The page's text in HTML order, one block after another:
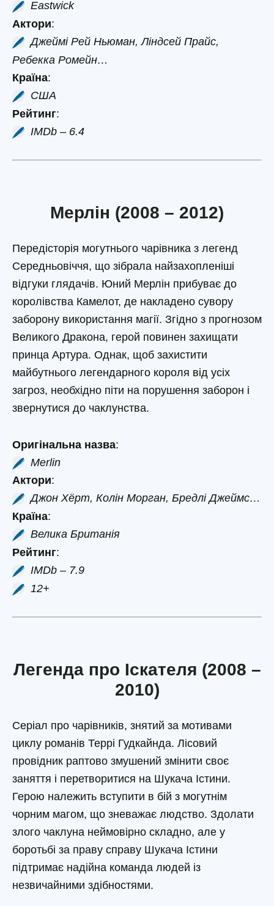
Eastwick
Актори:
Джеймі Рей Ньюман, Ліндсей Прайс,
Ребекка Ромейн…
Країна:
США
Рейтинг:
IMDb – 6.4
Мерлін (2008 – 2012)
Передісторія могутнього чарівника з легенд
Середньовіччя, що зібрала найзахопленіші
відгуки глядачів. Юний Мерлін прибуває до
королівства Камелот, де накладено сувору
заборону використання магії. Згідно з прогнозом
Великого Дракона, герой повинен захищати
принца Артура. Однак, щоб захистити
майбутнього легендарного короля від усіх
загроз, необхідно піти на порушення заборон і
звернутися до чаклунства.
Оригінальна назва:
Merlin
Актори:
Джон Хёрт, Колін Морган, Бредлі Джеймс…
Країна:
Велика Британія
Рейтинг:
IMDb – 7.9
12+
Легенда про Іскателя (2008 –
2010)
Серіал про чарівників, знятий за мотивами
циклу романів Террі Гудкайнда. Лісовий
провідник раптово змушений змінити своє
заняття і перетворитися на Шукача Істини.
Герою належить вступити в бій з могутнім
чорним магом, що зневажає людство. Здолати
злого чаклуна неймовірно складно, але у
боротьбі за праву справу Шукача Істини
підтримає надійна команда людей із
незвичайними здібностями.